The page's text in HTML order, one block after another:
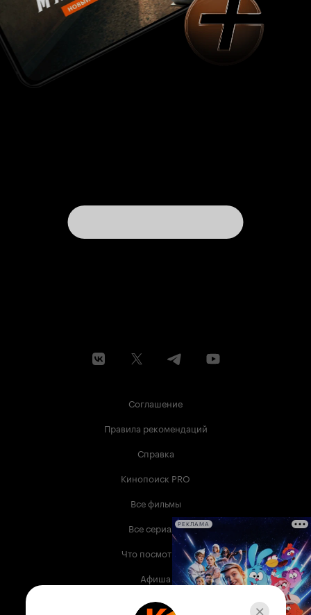
Соглашение
Правила рекомендаций
Справка
Кинопоиск PRO
Все фильмы
Все сериалы
Что посмотреть
Афиша
Музыка
РЕКЛАМА